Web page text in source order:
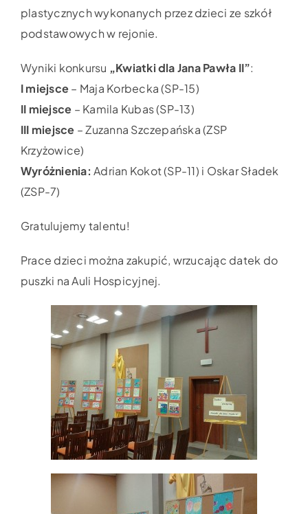
plastycznych wykonanych przez dzieci ze szkół
podstawowych w rejonie.
Wyniki konkursu „Kwiatki dla Jana Pawła II”:
I miejsce– Maja Korbecka (SP-15)
II miejsce – Kamila Kubas (SP-13)
III miejsce – Zuzanna Szczepańska (ZSP
Krzyżowice)
Wyróżnienia: Adrian Kokot (SP-11) i Oskar Sładek
(ZSP-7)
Gratulujemy talentu!
Prace dzieci można zakupić, wrzucając datek do
puszki na Auli Hospicyjnej.